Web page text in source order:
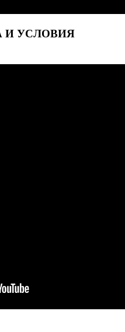
И УСЛОВИЯ